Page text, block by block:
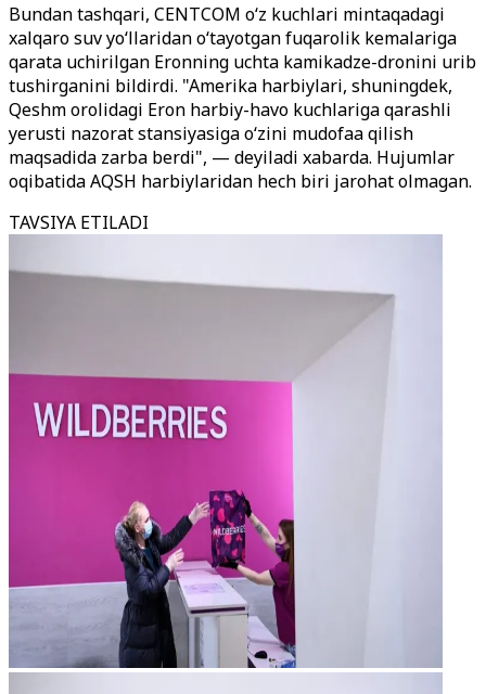
Bundan tashqari, CENTCOM o‘z kuchlari mintaqadagi
xalqaro suv yo‘llaridan o‘tayotgan fuqarolik kemalariga
qarata uchirilgan Eronning uchta kamikadze-dronini urib
tushirganini bildirdi. "Amerika harbiylari, shuningdek,
Qeshm orolidagi Eron harbiy-havo kuchlariga qarashli
yerusti nazorat stansiyasiga o‘zini mudofaa qilish
maqsadida zarba berdi", — deyiladi xabarda. Hujumlar
oqibatida AQSH harbiylaridan hech biri jarohat olmagan.
TAVSIYA ETILADI